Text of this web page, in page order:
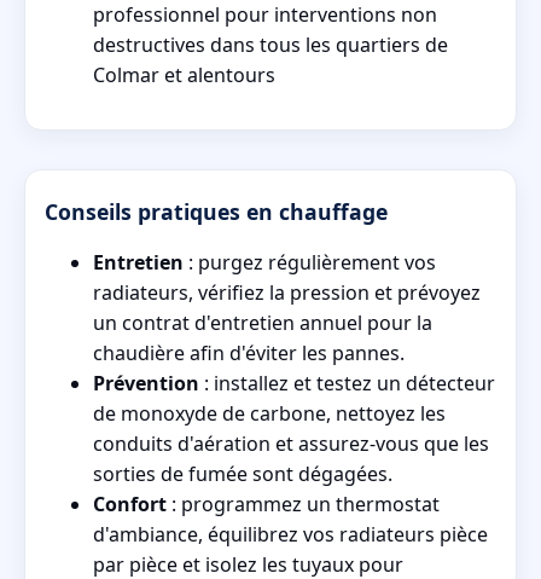
professionnel pour interventions non
destructives dans tous les quartiers de
Colmar et alentours
Conseils pratiques en chauffage
Entretien : purgez régulièrement vos
radiateurs, vérifiez la pression et prévoyez
un contrat d'entretien annuel pour la
chaudière afin d'éviter les pannes.
Prévention : installez et testez un détecteur
de monoxyde de carbone, nettoyez les
conduits d'aération et assurez-vous que les
sorties de fumée sont dégagées.
Confort : programmez un thermostat
d'ambiance, équilibrez vos radiateurs pièce
par pièce et isolez les tuyaux pour